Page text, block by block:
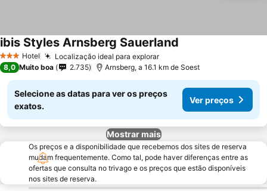
3 EstrelasHotel Localização ideal para explorar
ibis Styles Arnsberg Sauerland
8,0 Muito boa 2.735 Arnsberg, a 16.1 km de Soest
Selecione as datas para ver os preços
exatos.
Ver preços
Mostrar mais
Os preços e a disponibilidade que recebemos dos sites de reserva
mudam frequentemente. Como tal, pode haver diferenças entre as
ofertas que consulta no trivago e os preços que estão disponíveis
nos sites de reserva.